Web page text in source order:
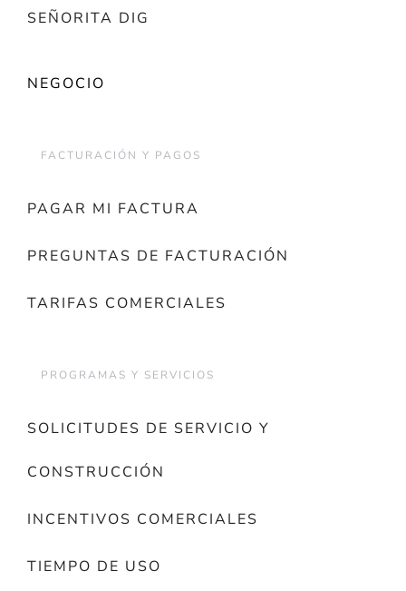
SEÑORITA DIG
NEGOCIO
FACTURACIÓN Y PAGOS
PAGAR MI FACTURA
PREGUNTAS DE FACTURACIÓN
TARIFAS COMERCIALES
PROGRAMAS Y SERVICIOS
SOLICITUDES DE SERVICIO Y
CONSTRUCCIÓN
INCENTIVOS COMERCIALES
TIEMPO DE USO